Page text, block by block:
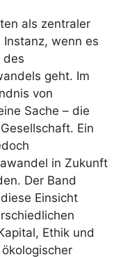
als zentraler
wenn es
des
geht. Im
von
Sache – die
Ein
in Zukunft
Der Band
Einsicht
Ethik und